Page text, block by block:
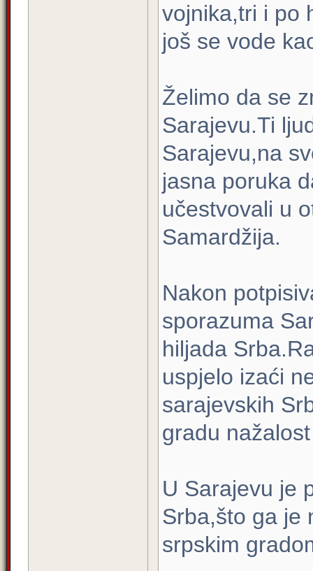
vojnika,tri i po
još se vode
Želimo da se
Sarajevu.Ti
Sarajevu,na
jasna poruka
učestvovali u
Samardžija.
Nakon
sporazuma
hiljada
uspjelo izaći
sarajevskih
gradu
U Sarajevu je
Srba,što ga je
srpskim